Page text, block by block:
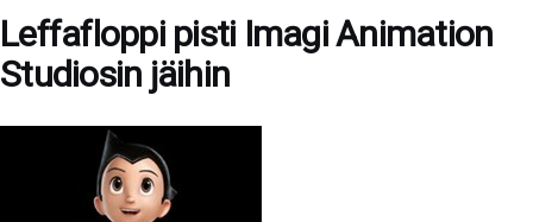
Leffafloppi pisti Imagi Animation
Studiosin jäihin